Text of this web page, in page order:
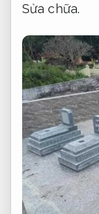
Sửa chữa.